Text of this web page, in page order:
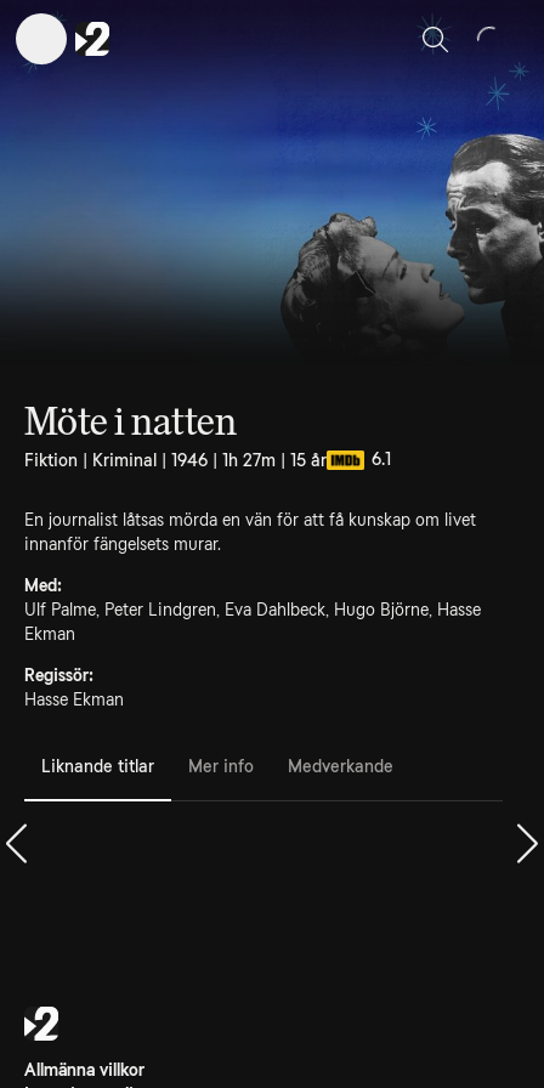
Sök
Möte i natten
Fiktion | Kriminal | 1946 | 1h 27m | 15 år 6.1
En journalist låtsas mörda en vän för att få kunskap om livet
innanför fängelsets murar.
Med:
Ulf Palme, Peter Lindgren, Eva Dahlbeck, Hugo Björne, Hasse
Ekman
Regissör:
Hasse Ekman
Liknande titlar Mer info Medverkande
Allmänna villkor